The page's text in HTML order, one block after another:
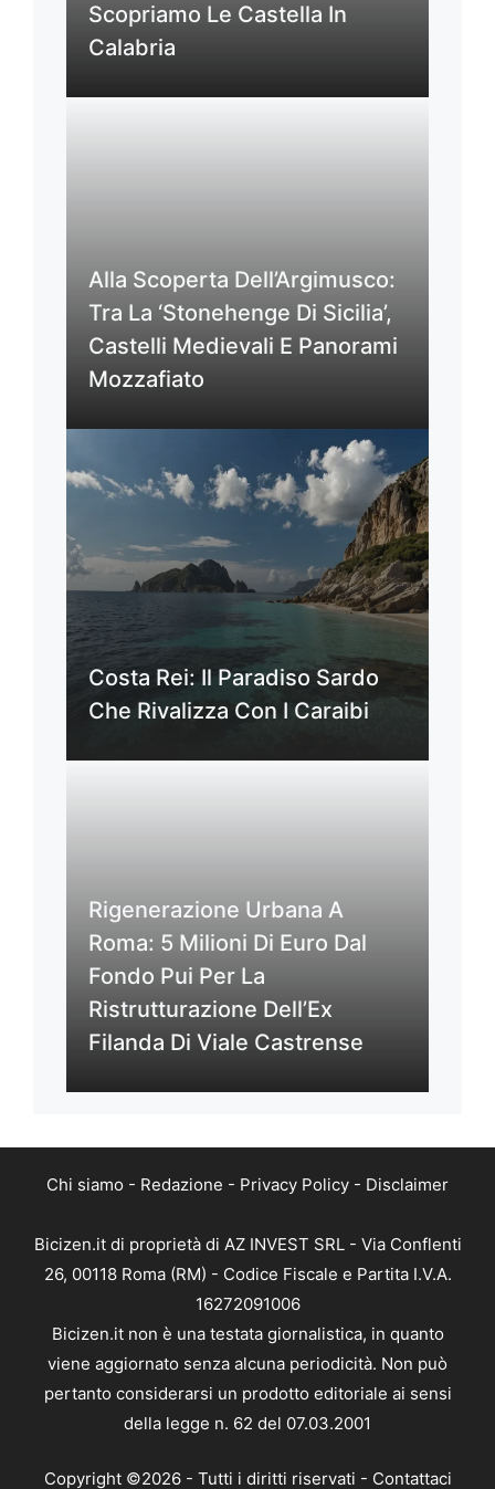
Scopriamo Le Castella In
Calabria
Alla Scoperta Dell’Argimusco:
Tra La ‘Stonehenge Di Sicilia’,
Castelli Medievali E Panorami
Mozzafiato
Costa Rei: Il Paradiso Sardo
Che Rivalizza Con I Caraibi
Rigenerazione Urbana A
Roma: 5 Milioni Di Euro Dal
Fondo Pui Per La
Ristrutturazione Dell’Ex
Filanda Di Viale Castrense
Chi siamo - Redazione - Privacy Policy - Disclaimer
Bicizen.it di proprietà di AZ INVEST SRL - Via Conflenti
26, 00118 Roma (RM) - Codice Fiscale e Partita I.V.A.
16272091006
Bicizen.it non è una testata giornalistica, in quanto
viene aggiornato senza alcuna periodicità. Non può
pertanto considerarsi un prodotto editoriale ai sensi
della legge n. 62 del 07.03.2001
Copyright ©2026 - Tutti i diritti riservati - Contattaci